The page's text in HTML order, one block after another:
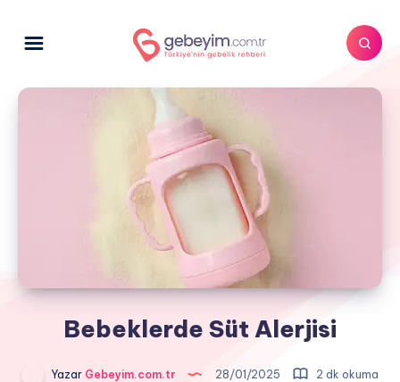
Bebeklerde Süt Alerjisi
Yazar Gebeyim.com.tr 28/01/2025 2 dk okuma